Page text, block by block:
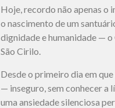
Hoje, recordo não apenas o
o nascimento de um
dignidade e humanidade —
São Cirilo.
Desde o primeiro dia em
— inseguro, sem conhecer a
uma ansiedade silenciosa